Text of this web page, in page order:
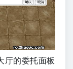
的委托面板